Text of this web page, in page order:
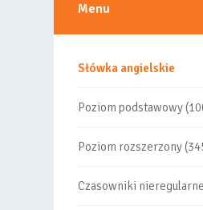
Menu
Słówka angielskie
Poziom podstawowy
Poziom rozszerzony
Czasowniki